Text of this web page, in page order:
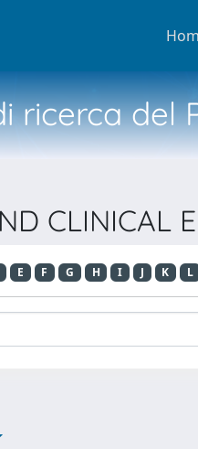
ricerca del
CLINICAL
E F G H I J K L